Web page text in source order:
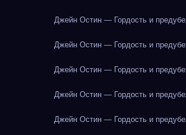
Джейн Остин — Гордость и
Джейн Остин — Гордость и
Джейн Остин — Гордость и
Джейн Остин — Гордость и
Джейн Остин — Гордость и